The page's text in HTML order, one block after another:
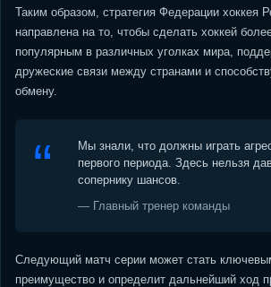
Таким образом, стратегия Федерации хоккея
направлена на то, чтобы сделать хоккей
популярным в различных уголках мира,
дружеские связи между странами и
обмену.
Мы знали, что должны играть
первого периода. Здесь нельзя
сопернику шансов.
— Главный тренер команды
Следующий матч серии может стать
преимущество и определит дальнейший ход